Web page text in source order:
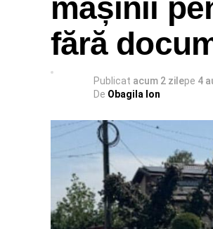
mașinii
fără
Publicat acum 2 zilepe 4
De Obagila Ion